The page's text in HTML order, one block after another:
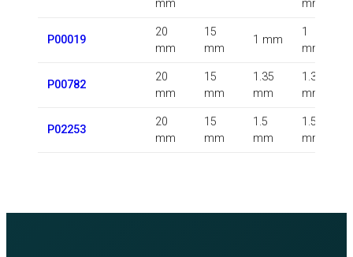
mm
mm
P00019
20
mm
15
mm
1 mm
1
mm
P00782
20
mm
15
mm
1.35
mm
1.35
mm
P02253
20
mm
15
mm
1.5
mm
1.5
mm